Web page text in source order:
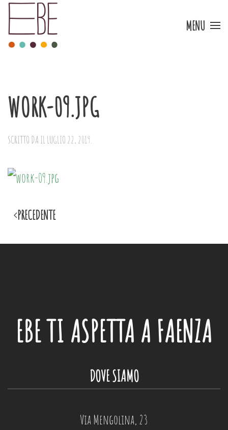
Skip to main content MENU
WORK-09.JPG
SCRITTO DA IL LUGLIO 22, 2019.
PRECEDENTE
EBETI ASPETTA A FAENZA
DOVE SIAMO
Via Mengolina, 23